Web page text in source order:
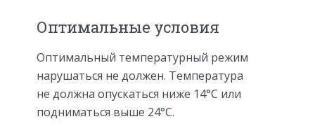
Оптимальные условия
Оптимальный температурный режим
нарушаться не должен. Температура
не должна опускаться ниже 14°С или
подниматься выше 24°С.